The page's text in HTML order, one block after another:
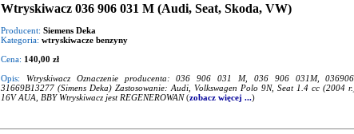
Wtryskiwacz 036 906 031 M (Audi, Seat, Skoda, VW)
Producent: Siemens Deka
Kategoria: wtryskiwacze benzyny
Cena: 140,00 zł
Opis:
Wtryskiwacz Oznaczenie producenta: 036 906 031 M, 036 906 031M,
31669B13277 (Simens Deka) Zastosowanie: Audi, Volkswagen Polo 9N, Seat 1.4 cc (2004
16V AUA, BBY Wtryskiwacz jest REGENEROWAN(zobacz więcej ...)